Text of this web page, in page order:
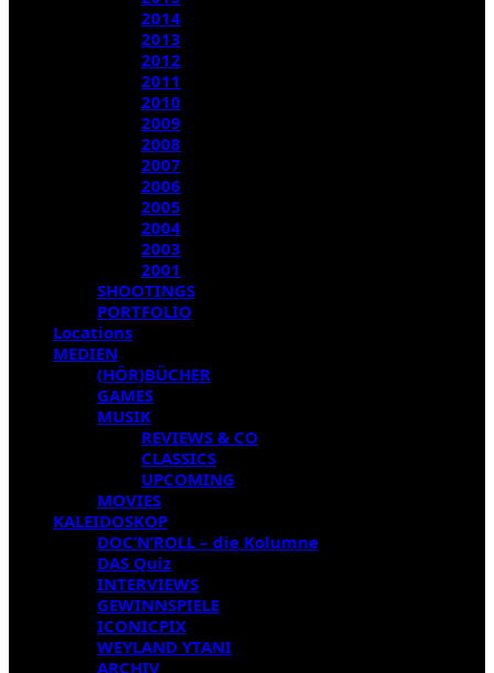
2014
2013
2012
2011
2010
2009
2008
2007
2006
2005
2004
2003
2001
SHOOTINGS
PORTFOLIO
Locations
MEDIEN
(HÖR)BÜCHER
GAMES
MUSIK
REVIEWS & CO
CLASSICS
UPCOMING
MOVIES
KALEIDOSKOP
DOC’N’ROLL – die Kolumne
DAS Quiz
INTERVIEWS
GEWINNSPIELE
ICONICPIX
WEYLAND YTANI
ARCHIV